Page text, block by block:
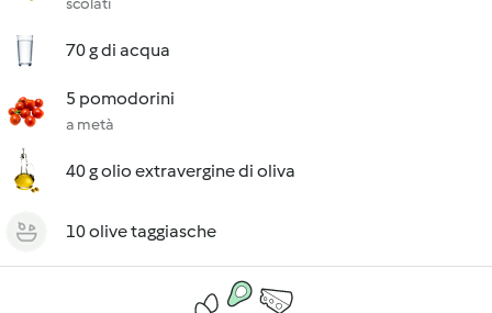
scolati
70 g di acqua
5 pomodorini
a metà
40 g olio extravergine di oliva
10 olive taggiasche